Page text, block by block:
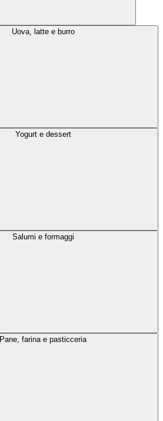
Uova, latte e burro
Yogurt e dessert
Salumi e formaggi
Pane, farina e pasticceria